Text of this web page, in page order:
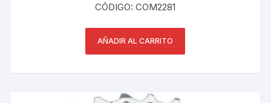
CÓDIGO: COM2281
AÑADIR AL CARRITO